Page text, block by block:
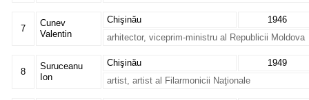
7
Cunev
Valentin
Chişinău
1946
arhitector, viceprim-ministru al Republicii Moldova
8
Suruceanu
Ion
Chişinău
1949
artist, artist al Filarmonicii Naţionale